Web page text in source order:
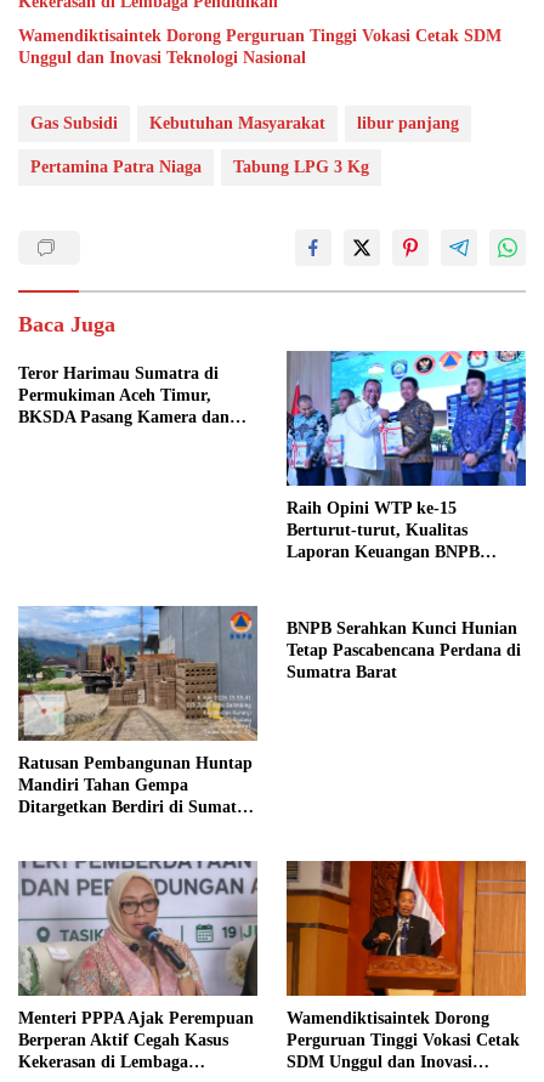
Wamendiktisaintek Dorong Perguruan Tinggi Vokasi Cetak SDM
Unggul dan Inovasi Teknologi Nasional
Gas Subsidi Kebutuhan Masyarakat libur panjang
Pertamina Patra Niaga Tabung LPG 3 Kg
Baca Juga
Teror Harimau Sumatra di
Permukiman Aceh Timur,
BKSDA Pasang Kamera dan
Raih Opini WTP ke-15
Berturut-turut, Kualitas
Laporan Keuangan BNPB
Ratusan Pembangunan Huntap
Mandiri Tahan Gempa
Ditargetkan Berdiri di Sumatra
BNPB Serahkan Kunci Hunian
Tetap Pascabencana Perdana di
Sumatra Barat
Menteri PPPA Ajak Perempuan
Berperan Aktif Cegah Kasus
Kekerasan di Lembaga
Wamendiktisaintek Dorong
Perguruan Tinggi Vokasi Cetak
SDM Unggul dan Inovasi